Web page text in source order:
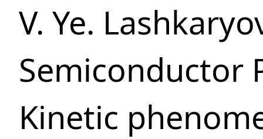
V. Ye.
Semiconductor
Kinetic